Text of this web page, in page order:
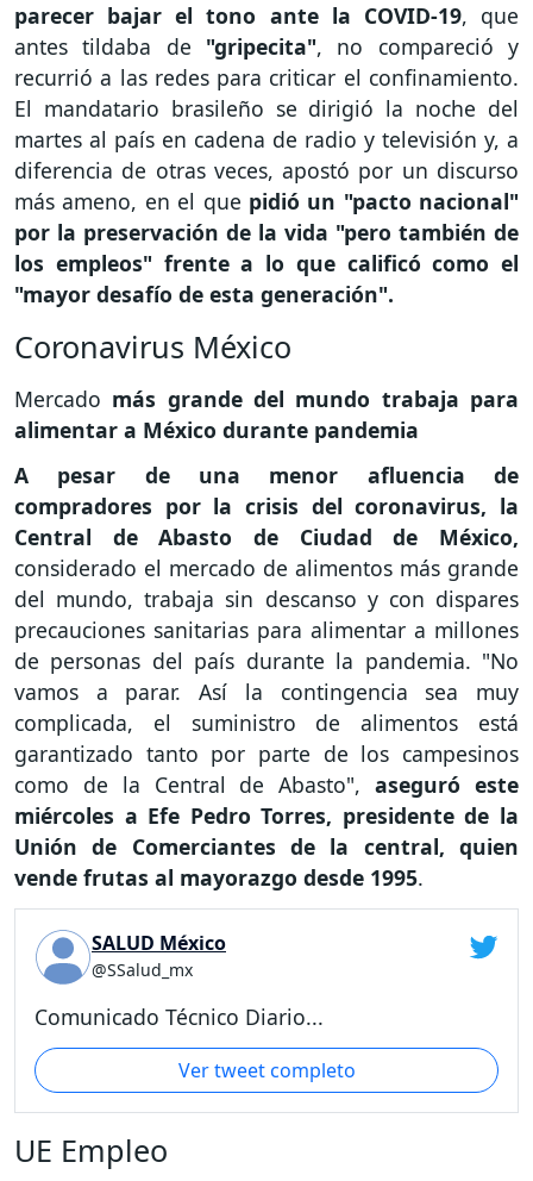
parecer bajar el tono ante la COVID-19, que
antes tildaba de "gripecita", no compareció y
recurrió a las redes para criticar el confinamiento.
El mandatario brasileño se dirigió la noche del
martes al país en cadena de radio y televisión y, a
diferencia de otras veces, apostó por un discurso
más ameno, en el que pidió un "pacto nacional"
por la preservación de la vida "pero también de
los empleos" frente a lo que calificó como el
"mayor desafío de esta generación".
Coronavirus México
Mercado más grande del mundo trabaja para
alimentar a México durante pandemia
A pesar de una menor afluencia de
compradores por la crisis del coronavirus, la
Central de Abasto de Ciudad de México,
considerado el mercado de alimentos más grande
del mundo, trabaja sin descanso y con dispares
precauciones sanitarias para alimentar a millones
de personas del país durante la pandemia. "No
vamos a parar. Así la contingencia sea muy
complicada, el suministro de alimentos está
garantizado tanto por parte de los campesinos
como de la Central de Abasto",aseguró este
miércoles a Efe Pedro Torres, presidente de la
Unión de Comerciantes de la central, quien
vende frutas al mayorazgo desde 1995.
SALUD México
@SSalud_mx
Comunicado Técnico Diario...
Ver tweet completo
UE Empleo